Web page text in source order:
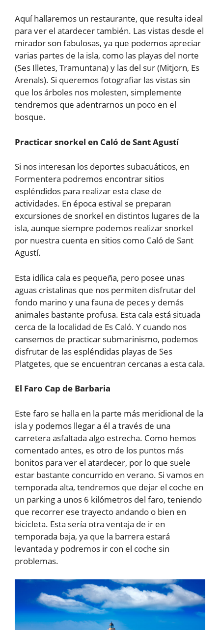
Aquí hallaremos un restaurante, que resulta ideal
para ver el atardecer también. Las vistas desde el
mirador son fabulosas, ya que podemos apreciar
varias partes de la isla, como las playas del norte
(Ses Illetes, Tramuntana) y las del sur (Mitjorn, Es
Arenals). Si queremos fotografiar las vistas sin
que los árboles nos molesten, simplemente
tendremos que adentrarnos un poco en el
bosque.
Practicar snorkel en Caló de Sant Agustí
Si nos interesan los deportes subacuáticos, en
Formentera podremos encontrar sitios
espléndidos para realizar esta clase de
actividades. En época estival se preparan
excursiones de snorkel en distintos lugares de la
isla, aunque siempre podemos realizar snorkel
por nuestra cuenta en sitios como Caló de Sant
Agustí.
Esta idílica cala es pequeña, pero posee unas
aguas cristalinas que nos permiten disfrutar del
fondo marino y una fauna de peces y demás
animales bastante profusa. Esta cala está situada
cerca de la localidad de Es Caló. Y cuando nos
cansemos de practicar submarinismo, podemos
disfrutar de las espléndidas playas de Ses
Platgetes, que se encuentran cercanas a esta cala.
El Faro Cap de Barbaria
Este faro se halla en la parte más meridional de la
isla y podemos llegar a él a través de una
carretera asfaltada algo estrecha. Como hemos
comentado antes, es otro de los puntos más
bonitos para ver el atardecer, por lo que suele
estar bastante concurrido en verano. Si vamos en
temporada alta, tendremos que dejar el coche en
un parking a unos 6 kilómetros del faro, teniendo
que recorrer ese trayecto andando o bien en
bicicleta. Esta sería otra ventaja de ir en
temporada baja, ya que la barrera estará
levantada y podremos ir con el coche sin
problemas.